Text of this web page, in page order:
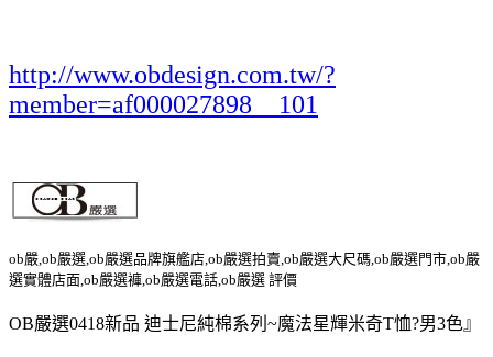
http://www.obdesign.com.tw/?
member=af000027898__101
ob嚴,ob嚴選,ob嚴選品牌旗艦店,ob嚴選拍賣,ob嚴選大尺碼,ob嚴選門市,ob嚴
選實體店面,ob嚴選褲,ob嚴選電話,ob嚴選 評價
OB嚴選0418新品 迪士尼純棉系列~魔法星輝米奇T恤?男3色』